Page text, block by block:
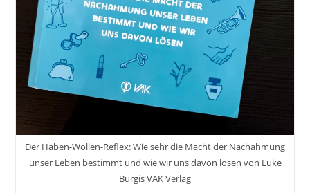
Der Haben-Wollen-Reflex: Wie sehr die Macht der Nachahmung
unser Leben bestimmt und wie wir uns davon lösen von Luke
Burgis VAK Verlag